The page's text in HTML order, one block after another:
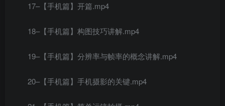
17–【手机篇】开篇.mp4
18–【手机篇】构图技巧讲解.mp4
19–【手机篇】分辨率与帧率的概念讲解.mp4
20–【手机篇】手机摄影的关键.mp4